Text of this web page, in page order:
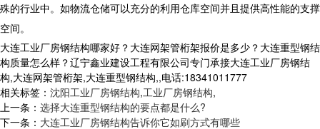
殊的行业中。如物流仓储可以充分的利用仓库空间并且提供高性能的支撑
空间。
大连工业厂房钢结构哪家好？大连网架管桁架报价是多少？大连重型钢结
构质量怎么样？辽宁鑫业建设工程有限公司专门承接大连工业厂房钢结
构,大连网架管桁架,大连重型钢结构,,电话:18341011777
相关标签： 沈阳工业厂房钢结构,工业厂房钢结构,
上一条： 选择大连重型钢结构的要点都是什么?
下一条： 大连工业厂房钢结构告诉你它如刷方式有哪些